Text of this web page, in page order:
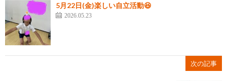
5月22日(金)楽しい自立活動😆
2026.05.23
次の記事